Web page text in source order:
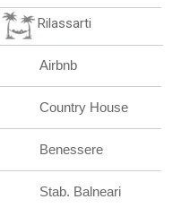
Rilassarti
Airbnb
Country House
Benessere
Stab. Balneari